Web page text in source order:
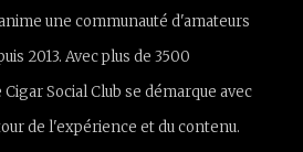
une communauté d'amateurs
2013. Avec plus de 3500
Social Club se démarque avec
de l'expérience et du contenu.